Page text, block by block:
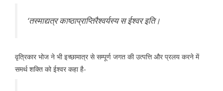
‘तस्माद्यत्र काष्ठाप्राप्तिरैश्वर्यस्य स ईश्वर इति।
वृत्रिकार भोज ने भी इच्छामात्र से सम्पूर्ण जगत की उत्पत्ति और प्रलय करने में
समर्थ शक्ति को ईश्वर कहा है-